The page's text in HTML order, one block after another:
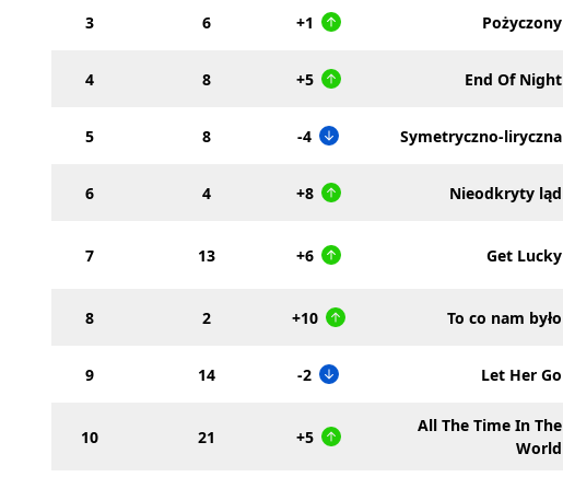
3 6 +1 Pożyczony
4 8 +5 End Of Night
5 8 -4 Symetryczno-liryczna
6 4 +8 Nieodkryty ląd
7 13 +6 Get Lucky
8 2 +10 To co nam było
9 14 -2 Let Her Go
10 21 +5
All The Time In The
World